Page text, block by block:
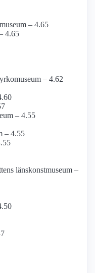
– 4.65
4.65
– 4.62
– 4.55
– 4.55
länskonst­museum –